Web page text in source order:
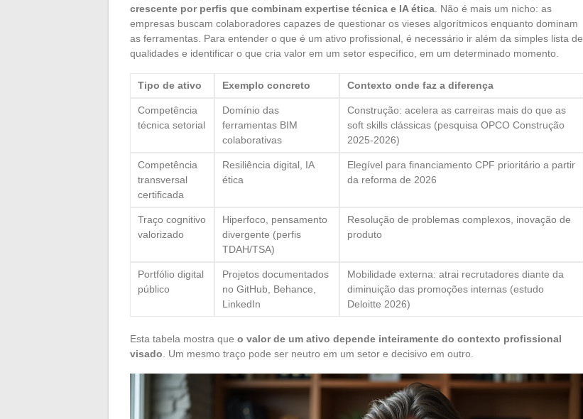
crescente por perfis que combinam expertise técnica e IA ética . Não é mais um nicho: as
empresas buscam colaboradores capazes de questionar os vieses algorítmicos enquanto dominam
as ferramentas. Para entender o que é um ativo profissional, é necessário ir além da simples lista de
qualidades e identificar o que cria valor em um setor específico, em um determinado momento.
Tipo de ativo Exemplo concreto Contexto onde faz a diferença
Competência
técnica setorial
Domínio das
ferramentas BIM
colaborativas
Construção: acelera as carreiras mais do que as
soft skills clássicas (pesquisa OPCO Construção
2025-2026)
Competência
transversal
certificada
Resiliência digital, IA
ética
Elegível para financiamento CPF prioritário a partir
da reforma de 2026
Traço cognitivo
valorizado
Hiperfoco, pensamento
divergente (perfis
TDAH/TSA)
Resolução de problemas complexos, inovação de
produto
Portfólio digital
público
Projetos documentados
no GitHub, Behance,
LinkedIn
Mobilidade externa: atrai recrutadores diante da
diminuição das promoções internas (estudo
Deloitte 2026)
Esta tabela mostra que o valor de um ativo depende inteiramente do contexto profissional
visado . Um mesmo traço pode ser neutro em um setor e decisivo em outro.